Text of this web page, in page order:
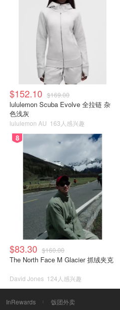
$152.10 $169.00
lululemon Scuba Evolve 全拉链 杂
色浅灰
lululemon AU 163人感兴趣
8
$83.30 $160.00
The North Face M Glacier 抓绒夹克
David Jones 124人感兴趣
InRewards 饭团外卖